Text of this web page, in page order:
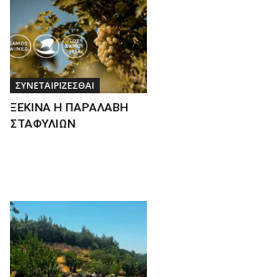
ΣΥΝΕΤΑΙΡΙΖΕΣΘΑΙ
ΞΕΚΙΝΑ Η ΠΑΡΑΛΑΒΗ
ΣΤΑΦΥΛΙΩΝ